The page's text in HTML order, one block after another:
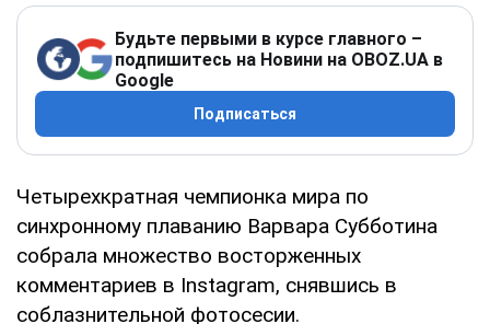
Будьте первыми в курсе главного –
подпишитесь на Новини на OBOZ.UA в
Google
Подписаться
Четырехкратная чемпионка мира по
синхронному плаванию Варвара Субботина
собрала множество восторженных
комментариев в Instagram, снявшись в
соблазнительной фотосесии.